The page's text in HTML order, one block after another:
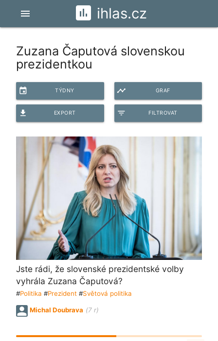
ihlas.cz
menu
Zuzana Čaputová slovenskou
prezidentkou
event TÝDNY timeline GRAF
file_download EXPORT filter_list FILTROVAT
Jste rádi, že slovenské prezidentské volby
vyhrála Zuzana Čaputová?
#Politika #Prezident#Světová politika
Michal Doubrava (7 r)